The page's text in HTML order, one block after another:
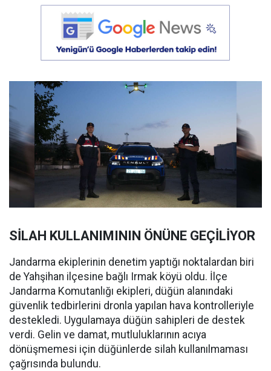
SİLAH KULLANIMININ ÖNÜNE GEÇİLİYOR
Jandarma ekiplerinin denetim yaptığı noktalardan biri
de Yahşihan ilçesine bağlı Irmak köyü oldu. İlçe
Jandarma Komutanlığı ekipleri, düğün alanındaki
güvenlik tedbirlerini dronla yapılan hava kontrolleriyle
destekledi. Uygulamaya düğün sahipleri de destek
verdi. Gelin ve damat, mutluluklarının acıya
dönüşmemesi için düğünlerde silah kullanılmaması
çağrısında bulundu.